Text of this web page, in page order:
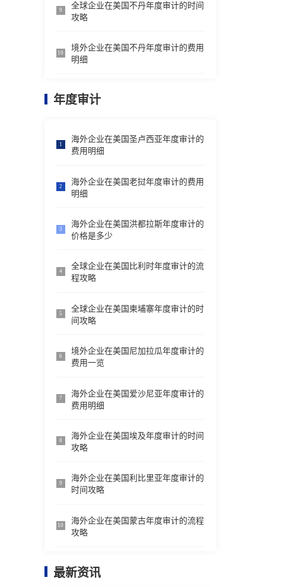
9
全球企业在美国不丹年度审计的时间
攻略
10
境外企业在美国不丹年度审计的费用
明细
年度审计
1
海外企业在美国圣卢西亚年度审计的
费用明细
2
海外企业在美国老挝年度审计的费用
明细
3
海外企业在美国洪都拉斯年度审计的
价格是多少
4
全球企业在美国比利时年度审计的流
程攻略
5
全球企业在美国柬埔寨年度审计的时
间攻略
6
境外企业在美国尼加拉瓜年度审计的
费用一览
7
海外企业在美国爱沙尼亚年度审计的
费用明细
8
海外企业在美国埃及年度审计的时间
攻略
9
海外企业在美国利比里亚年度审计的
时间攻略
10
海外企业在美国蒙古年度审计的流程
攻略
最新资讯